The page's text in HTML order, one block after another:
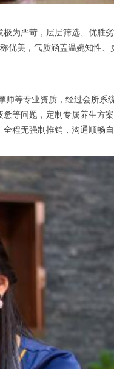
严苛，层层筛选、优胜
优美，气质涵盖温婉知性
等专业资质，经过会所系
等问题，定制专属养生方
程无强制推销，沟通顺畅自